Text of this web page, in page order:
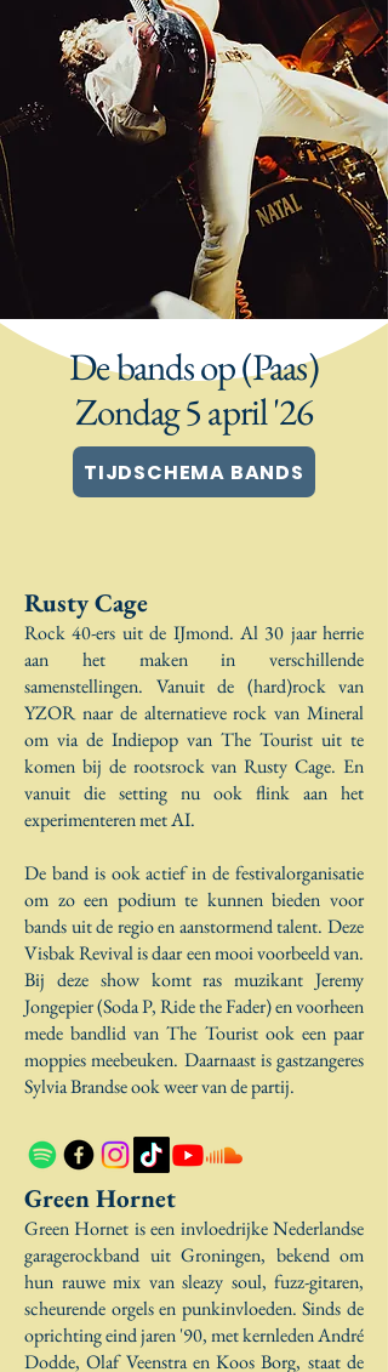
De bands op (Paas)
Zondag 5 april '26
TIJDSCHEMA BANDS
Rusty Cage
Rock 40-ers uit de IJmond. Al 30 jaar herrie
aan het maken in verschillende
samenstellingen. Vanuit de (hard)rock van
YZOR naar de alternatieve rock van Mineral
om via de Indiepop van The Tourist uit te
komen bij de rootsrock van Rusty Cage. En
vanuit die setting nu ook flink aan het
experimenteren met AI.
De band is ook actief in de festivalorganisatie
om zo een podium te kunnen bieden voor
bands uit de regio en aanstormend talent. Deze
Visbak Revival is daar een mooi voorbeeld van.
Bij deze show komt ras muzikant Jeremy
Jongepier (Soda P, Ride the Fader) en voorheen
mede bandlid van The Tourist ook een paar
moppies meebeuken. Daarnaast is gastzangeres
Sylvia Brandse ook weer van de partij.
Green Hornet
Green Hornet is een invloedrijke Nederlandse
garagerockband uit Groningen, bekend om
hun rauwe mix van sleazy soul, fuzz-gitaren,
scheurende orgels en punkinvloeden. Sinds de
oprichting eind jaren '90, met kernleden André
Dodde, Olaf Veenstra en Koos Borg, staat de